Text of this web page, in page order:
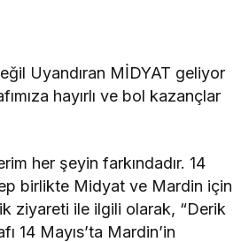
Uyandıran MİDYAT geliyor
hayırlı ve bol kazançlar
her şeyin farkındadır. 14
birlikte Midyat ve Mardin için
ziyareti ile ilgili olarak, “Derik
14 Mayıs’ta Mardin’in